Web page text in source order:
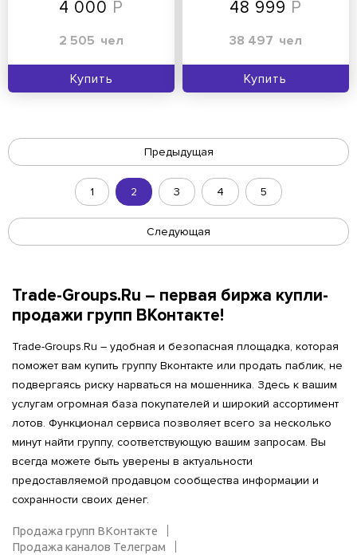
4 000
2 505 чел
Купить
48 999
38 497 чел
Купить
Предыдущая
1 2 3 4 5
Следующая
Trade-Groups.Ru – первая биржа купли-
продажи групп ВКонтакте!
Trade-Groups.Ru – удобная и безопасная площадка, которая
поможет вам купить группу Вконтакте или продать паблик, не
подвергаясь риску нарваться на мошенника. Здесь к вашим
услугам огромная база покупателей и широкий ассортимент
лотов. Функционал сервиса позволяет всего за несколько
минут найти группу, соответствующую вашим запросам. Вы
всегда можете быть уверены в актуальности
предоставляемой продавцом сообщества информации и
сохранности своих денег.
Продажа групп ВКонтакте
Продажа каналов Телеграм